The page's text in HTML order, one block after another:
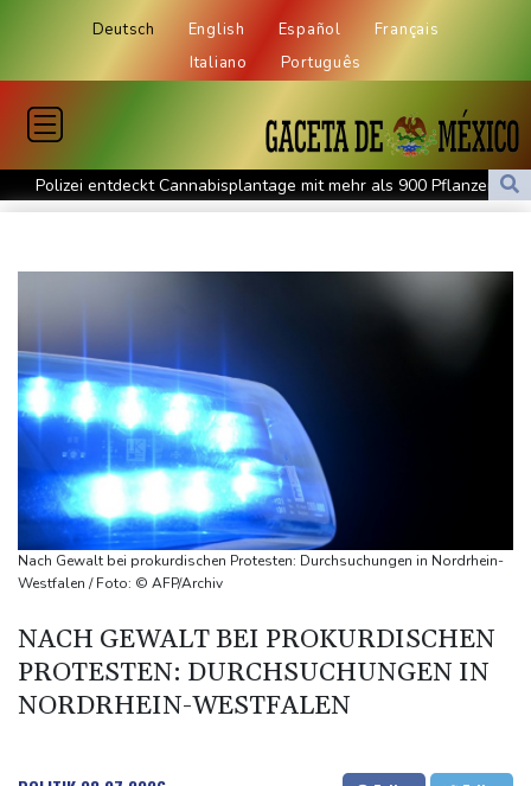
Deutsch English Español
Français
Italiano
Português
Polizei entdeckt Cannabisplantage mit mehr als 900 Pflanzen in
Kerpen - Festnahme
Sicherheitskreise vermuten russische Kampagne hinter
Falschvideo zu Merz-Rücktritt
Papst Leo XIV. will bei Frankreich-Besuch Missbrauchsopfer
treffen
Nationaler Sicherheitsrat mit Merz tagt zu Drohnenvorfall in
Leipzig
Kabel der Deutschen Bahn beschädigt: Kölner Staatsschutz
ermittelt wegen Sabotage
Frankreichs Außenminister Barrot kündigt Reaktion auf russische
Ein Viertel der Reisenden in Deutschland lässt sich Ziele von der
KI vorschlagen
Norwegens Fußball-Verband fordert Infantinos Rücktritt
Nach Gewalt bei prokurdischen Protesten: Durchsuchungen in Nordrhein-
Westfalen / Foto: © AFP/Archiv
NACH GEWALT BEI PROKURDISCHEN
PROTESTEN: DURCHSUCHUNGEN IN
NORDRHEIN-WESTFALEN